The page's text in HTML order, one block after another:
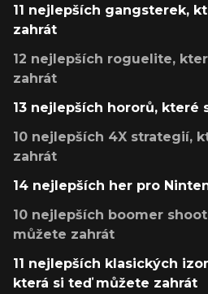
11 nejlepších gangsterek,
zahrát
12 nejlepších roguelite,
zahrát
13 nejlepších hororů, které
10 nejlepších 4X strategií,
zahrát
14 nejlepších her pro
10 nejlepších boomer
můžete zahrát
11 nejlepších klasických
která si teď můžete zahrát